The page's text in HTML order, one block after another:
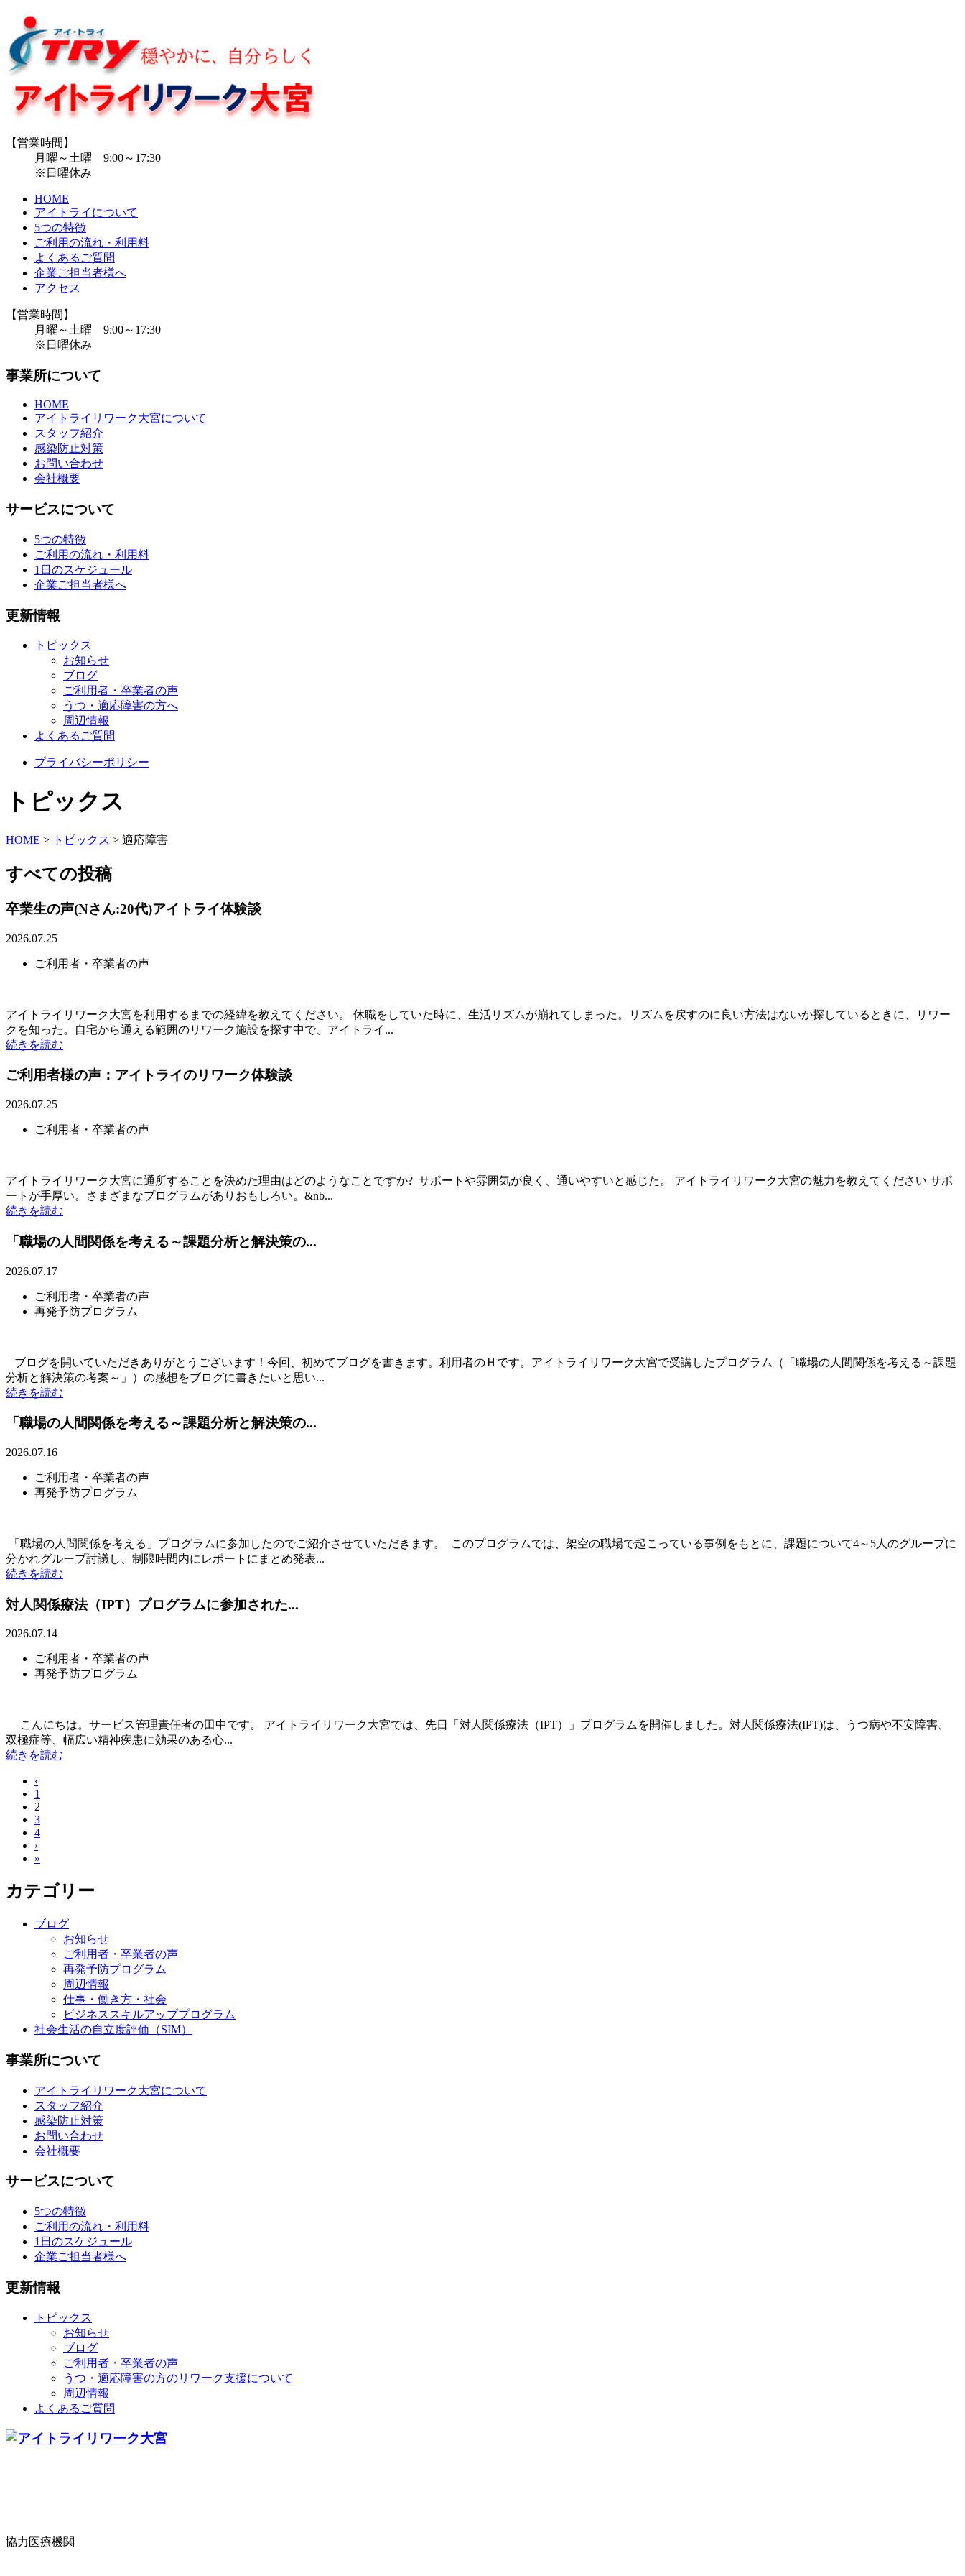
【営業時間】
月曜～土曜 9:00～17:30
※日曜休み
HOME
アイトライについて
5つの特徴
ご利用の流れ・利用料
よくあるご質問
企業ご担当者様へ
アクセス
【営業時間】
月曜～土曜 9:00～17:30
※日曜休み
事業所について
HOME
アイトライリワーク大宮について
スタッフ紹介
感染防止対策
お問い合わせ
会社概要
サービスについて
5つの特徴
ご利用の流れ・利用料
1日のスケジュール
企業ご担当者様へ
更新情報
トピックス
お知らせ
ブログ
ご利用者・卒業者の声
うつ・適応障害の方へ
周辺情報
よくあるご質問
プライバシーポリシー
トピックス
HOME > トピックス > 適応障害
すべての投稿
卒業生の声(Nさん:20代)アイトライ体験談
2026.07.25
ご利用者・卒業者の声
アイトライリワーク大宮を利用するまでの経緯を教えてください。 休職をしていた時に、生活リズムが崩れてしまった。リズムを戻すのに良い方法はないか探しているときに、リワー
クを知った。自宅から通える範囲のリワーク施設を探す中で、アイトライ...
続きを読む
ご利用者様の声：アイトライのリワーク体験談
2026.07.25
ご利用者・卒業者の声
アイトライリワーク大宮に通所することを決めた理由はどのようなことですか? サポートや雰囲気が良く、通いやすいと感じた。 アイトライリワーク大宮の魅力を教えてください サポ
ートが手厚い。さまざまなプログラムがありおもしろい。&nb...
続きを読む
「職場の人間関係を考える～課題分析と解決策の...
2026.07.17
ご利用者・卒業者の声
再発予防プログラム
ブログを開いていただきありがとうございます！今回、初めてブログを書きます。利用者のＨです。アイトライリワーク大宮で受講したプログラム（「職場の人間関係を考える～課題
分析と解決策の考案～」）の感想をブログに書きたいと思い...
続きを読む
「職場の人間関係を考える～課題分析と解決策の...
2026.07.16
ご利用者・卒業者の声
再発予防プログラム
「職場の人間関係を考える」プログラムに参加したのでご紹介させていただきます。 このプログラムでは、架空の職場で起こっている事例をもとに、課題について4～5人のグループに
分かれグループ討議し、制限時間内にレポートにまとめ発表...
続きを読む
対人関係療法（IPT）プログラムに参加された...
2026.07.14
ご利用者・卒業者の声
再発予防プログラム
こんにちは。サービス管理責任者の田中です。 アイトライリワーク大宮では、先日「対人関係療法（IPT）」プログラムを開催しました。対人関係療法(IPT)は、うつ病や不安障害、
双極症等、幅広い精神疾患に効果のある心...
続きを読む
‹
1
2
3
4
›
»
カテゴリー
ブログ
お知らせ
ご利用者・卒業者の声
再発予防プログラム
周辺情報
仕事・働き方・社会
ビジネススキルアッププログラム
社会生活の自立度評価（SIM）
事業所について
アイトライリワーク大宮について
スタッフ紹介
感染防止対策
お問い合わせ
会社概要
サービスについて
5つの特徴
ご利用の流れ・利用料
1日のスケジュール
企業ご担当者様へ
更新情報
トピックス
お知らせ
ブログ
ご利用者・卒業者の声
うつ・適応障害の方のリワーク支援について
周辺情報
よくあるご質問
協力医療機関